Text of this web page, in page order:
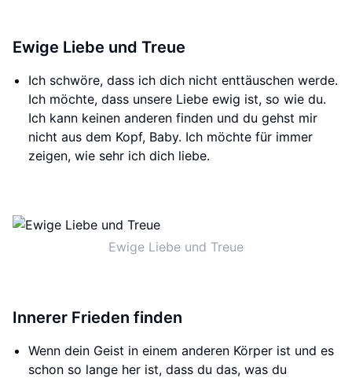
Ewige Liebe und Treue
Ich schwöre, dass ich dich nicht enttäuschen werde.
Ich möchte, dass unsere Liebe ewig ist, so wie du.
Ich kann keinen anderen finden und du gehst mir
nicht aus dem Kopf, Baby. Ich möchte für immer
zeigen, wie sehr ich dich liebe.
Ewige Liebe und Treue
Innerer Frieden finden
Wenn dein Geist in einem anderen Körper ist und es
schon so lange her ist, dass du das, was du